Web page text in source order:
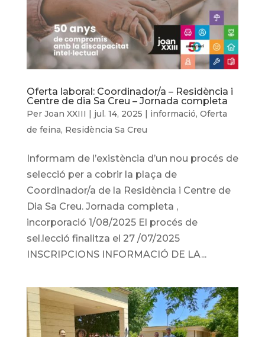
Oferta laboral: Coordinador/a – Residència i
Centre de dia Sa Creu – Jornada completa
Per Joan XXIII | jul. 14, 2025 | informació, Oferta
de feina, Residència Sa Creu
Informam de l’existència d’un nou procés de
selecció per a cobrir la plaça de
Coordinador/a de la Residència i Centre de
Dia Sa Creu. Jornada completa ,
incorporació 1/08/2025 El procés de
sel.lecció finalitza el 27 /07/2025
INSCRIPCIONS INFORMACIÓ DE LA...